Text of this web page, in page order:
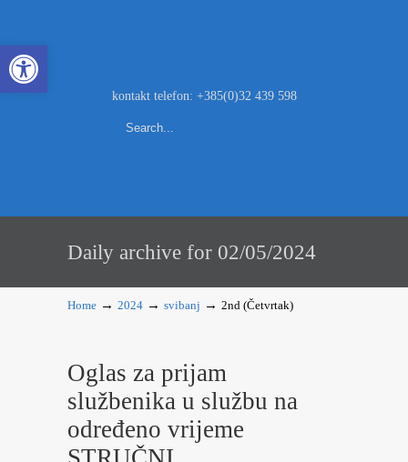
Open toolbar
kontakt telefon: +385(0)32 439 598
Daily archive for 02/05/2024
Home → 2024 → svibanj → 2nd (Četvrtak)
Oglas za prijam
službenika u službu na
određeno vrijeme